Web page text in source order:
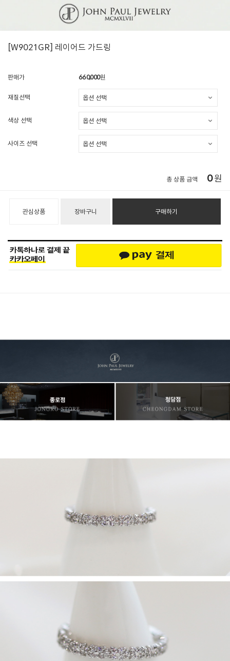
[W9021GR] 레이어드 가드링
판매가 660,000원
재질선택
색상 선택
사이즈 선택
총 상품 금액 0원
관심상품 장바구니 구매하기